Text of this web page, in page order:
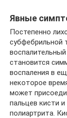
Явные
Постепенно
субфебрильной
становится
воспаления в
некоторое
может
пальцев кисти
полиартрита.